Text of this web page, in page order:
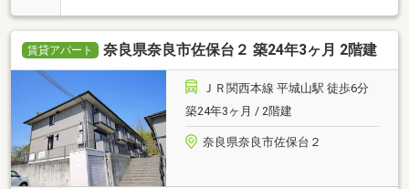
賃貸アパート 奈良県奈良市佐保台２ 築24年3ヶ月 2階建
ＪＲ関西本線 平城山駅 徒歩6分
築24年3ヶ月 / 2階建
奈良県奈良市佐保台２